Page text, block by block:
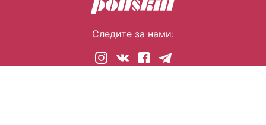
Следите за нами: